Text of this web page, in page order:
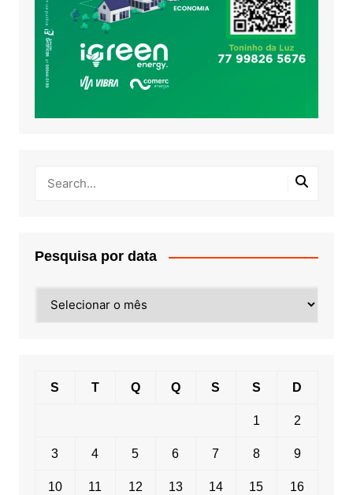
Pesquisa por data
por
S T Q Q S S D
1 2
3 4 5 6 7 8 9
10 11 12 13 14 15 16